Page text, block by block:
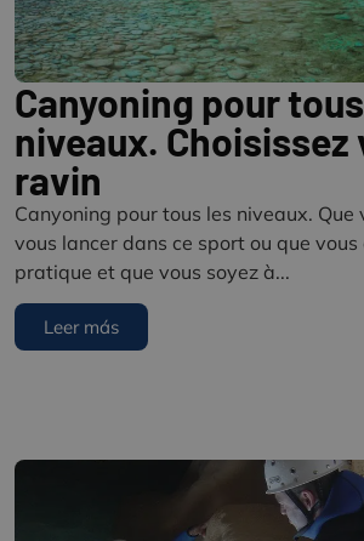
Canyoning pour
niveaux. Choisissez
ravin
Canyoning pour tous les niveaux. Que
vous lancer dans ce sport ou que
pratique et que vous soyez à...
Leer más